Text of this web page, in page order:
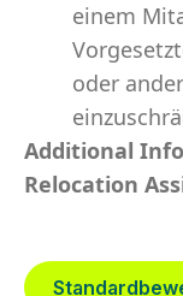
einem
oder
Additional
Relocation